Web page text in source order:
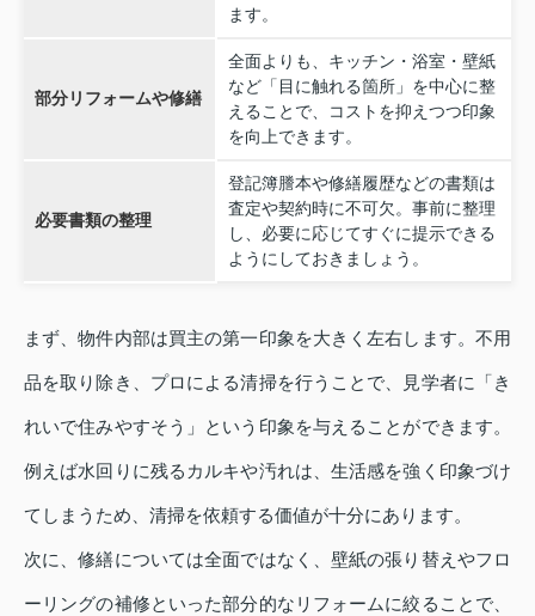
ます。
部分リフォームや修繕
全面よりも、キッチン・浴室・壁紙
など「目に触れる箇所」を中心に整
えることで、コストを抑えつつ印象
を向上できます。
必要書類の整理
登記簿謄本や修繕履歴などの書類は
査定や契約時に不可欠。事前に整理
し、必要に応じてすぐに提示できる
ようにしておきましょう。
まず、物件内部は買主の第一印象を大きく左右します。不用
品を取り除き、プロによる清掃を行うことで、見学者に「き
れいで住みやすそう」という印象を与えることができます。
例えば水回りに残るカルキや汚れは、生活感を強く印象づけ
てしまうため、清掃を依頼する価値が十分にあります。
次に、修繕については全面ではなく、壁紙の張り替えやフロ
ーリングの補修といった部分的なリフォームに絞ることで、